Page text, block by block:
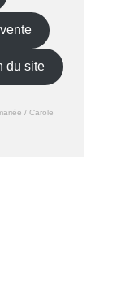
du site
/ Carole